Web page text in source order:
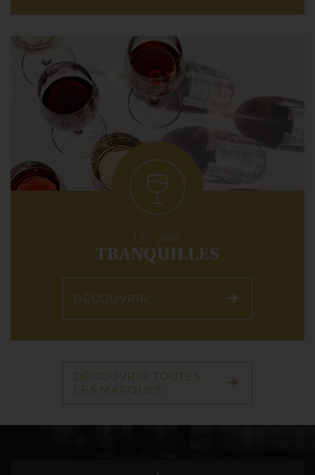
LES VINS
TRANQUILLES
DÉCOUVRIR
DÉCOUVRIR TOUTES
LES MARQUES